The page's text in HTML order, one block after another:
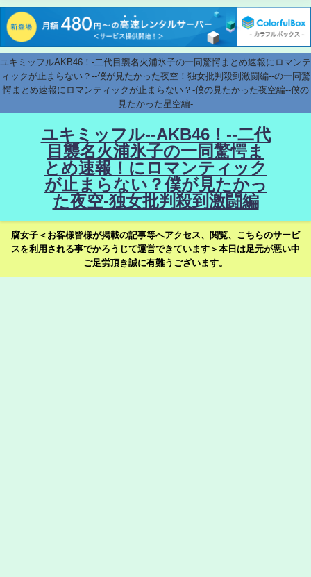
ユキミッフルAKB46！-二代目襲名火浦氷子の一同驚愕まとめ速報にロマンテ
ィックが止まらない？--僕が見たかった夜空！独女批判殺到激闘編--の一同驚
愕まとめ速報にロマンティックが止まらない？-僕の見たかった夜空編--僕の
見たかった星空編-
ユキミッフル--AKB46！--二代
目襲名火浦氷子の一同驚愕ま
とめ速報！にロマンティック
が止まらない？僕が見たかっ
た夜空-独女批判殺到激闘編
腐女子＜お客様皆様が掲載の記事等へアクセス、閲覧、こちらのサービ
スを利用される事でかろうじて運営できています＞本日は足元が悪い中
ご足労頂き誠に有難うございます。